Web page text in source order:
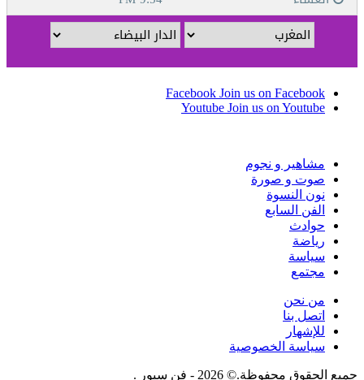
Facebook Join us on Facebook
Youtube Join us on Youtube
مشاهير و نجوم
صوت و صورة
نون النسوة
الفن السابع
حوادث
رياضة
سياسة
مجتمع
من نحن
اتصل بنا
للإشهار
سياسة الخصوصية
جميع الحقوق محفوظة.© 2026 - فن سبور .